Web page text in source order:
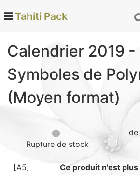
Monoi de Tahiti (66)
Tamanu (12)
Noix de coco (24)
Vanille de Tahiti (26)
Soins et beauté (78)
Epicerie fine (72)
Tahiti Pack
Calendrier 2019 -
Symboles de
(Moyen format)
Rupture de stock
de
[A5] Ce produit n'est